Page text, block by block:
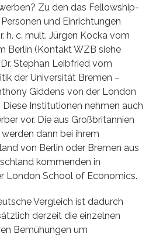
Zu den das Fellowship-
und Einrichtungen
h. c. mult. Jürgen Kocka vom
Berlin (Kontakt WZB siehe
Stephan Leibfried vom
der Universität Bremen –
Giddens von der London
Institutionen nehmen auch
vor. Die aus Großbritannien
dann bei ihrem
von Berlin oder Bremen aus
kommenden in
London School of Economics.
Vergleich ist dadurch
derzeit die einzelnen
Bemühungen um